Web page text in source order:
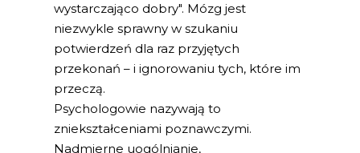
wystarczająco dobry". Mózg jest
niezwykle sprawny w szukaniu
potwierdzeń dla raz przyjętych
przekonań – i ignorowaniu tych, które im
przeczą.
Psychologowie nazywają to
zniekształceniami poznawczymi.
Nadmierne uogólnianie,